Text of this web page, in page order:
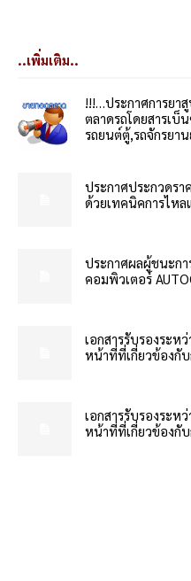
..เพิ่มเติม..
!!!…ประกาศการยา
ตลาดรถโดยสารเบ็
รถยนต์ตู้,รถจักรยาน
ประกาศประกวดรา
ด้วยเทคนิคการไหล
ประกาศผลผู้ชนะก
คอมพิวเตอร์
เอกสารรับรองระห
หน้าที่ที่เกี่ยวข้องกั
เอกสารรับรองระห
หน้าที่ที่เกี่ยวข้องกั